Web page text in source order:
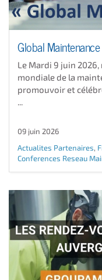
Global
Le Mardi 9 juin
mondiale de la
promouvoir et
...
09 juin 2026
Actualites Partenaires,
Conferences Reseau